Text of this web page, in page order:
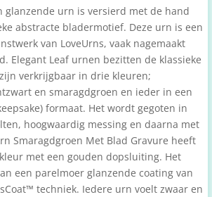
glanzende urn is versierd met de hand
abstracte bladermotief. Deze urn is een
van LoveUrns, vaak nagemaakt
Elegant Leaf urnen bezitten de klassieke
verkrijgbaar in drie kleuren;
en smaragdgroen en ieder in een
formaat. Het wordt gegoten in
hoogwaardig messing en daarna met
Smaragdgroen Met Blad Gravure heeft
met een gouden dopsluiting. Het
een parelmoer glanzende coating van
techniek. Iedere urn voelt zwaar en